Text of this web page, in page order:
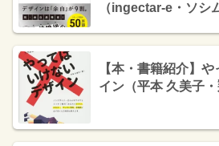
（ingectar-e・ソシ
【本・書籍紹介】
イン（平本 久美子・